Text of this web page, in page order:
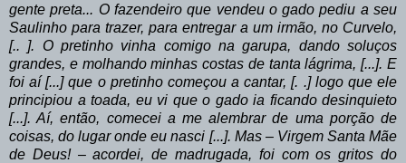
gente preta... O fazendeiro que vendeu o gado pediu a seu
Saulinho para trazer, para entregar a um irmão, no Curvelo,
[.. ]. O pretinho vinha comigo na garupa, dando soluços
grandes, e molhando minhas costas de tanta lágrima, [...]. E
foi aí [...] que o pretinho começou a cantar, [. .] logo que ele
principiou a toada, eu vi que o gado ia ficando desinquieto
[...]. Aí, então, comecei a me alembrar de uma porção de
coisas, do lugar onde eu nasci [...]. Mas – Virgem Santa Mãe
de Deus! – acordei, de madrugada, foi com os gritos do